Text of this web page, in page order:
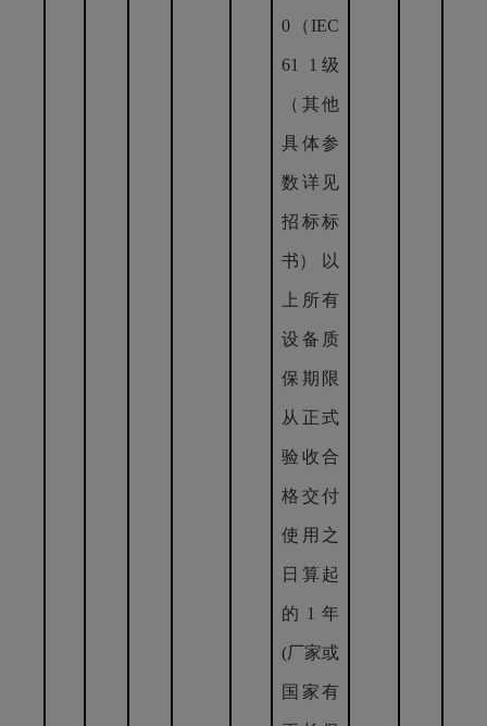
0（IEC
61 1级
（其他
具体参
数详见
招标标
书） 以
上所有
设备质
保期限
从正式
验收合
格交付
使用之
日算起
的1年
(厂家或
国家有